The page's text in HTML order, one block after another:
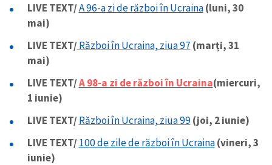
LIVE TEXT/A 96-a zi de război în Ucraina(luni, 30
mai)
LIVE TEXT/Război în Ucraina, ziua 97 (marți, 31
mai)
LIVE TEXT/A 98-a zi de război în Ucraina(miercuri,
1 iunie)
LIVE TEXT/Război în Ucraina, ziua 99(joi, 2 iunie)
LIVE TEXT/100 de zile de război în Ucraina(vineri, 3
iunie)